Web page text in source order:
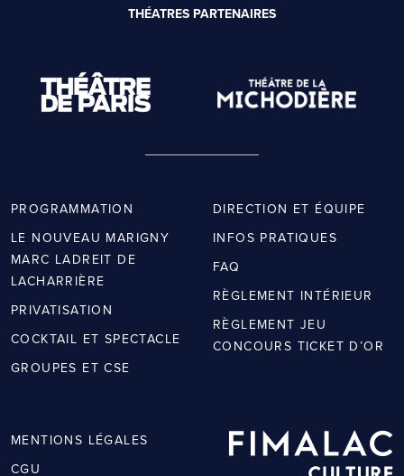
THÉATRES PARTENAIRES
PROGRAMMATION
LE NOUVEAU MARIGNY
MARC LADREIT DE
LACHARRIÈRE
PRIVATISATION
COCKTAIL ET SPECTACLE
GROUPES ET CSE
DIRECTION ET ÉQUIPE
INFOS PRATIQUES
FAQ
RÈGLEMENT INTÉRIEUR
RÈGLEMENT JEU
CONCOURS TICKET D’OR
MENTIONS LÉGALES
CGU